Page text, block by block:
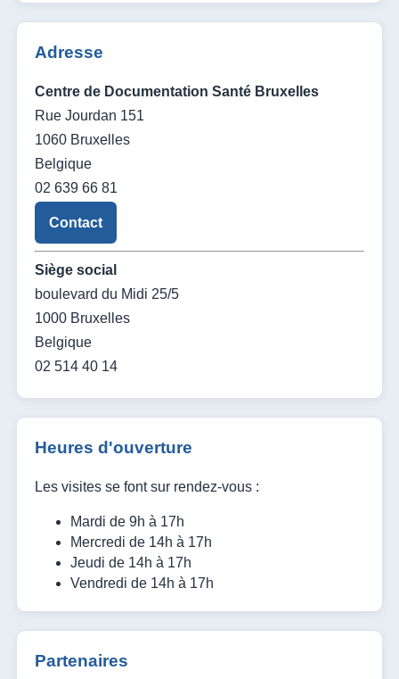
Adresse
Centre de Documentation Santé Bruxelles
Rue Jourdan 151
1060 Bruxelles
Belgique
02 639 66 81
Contact
Siège social
boulevard du Midi 25/5
1000 Bruxelles
Belgique
02 514 40 14
Heures d'ouverture
Les visites se font sur rendez-vous :
Mardi de 9h à 17h
Mercredi de 14h à 17h
Jeudi de 14h à 17h
Vendredi de 14h à 17h
Partenaires